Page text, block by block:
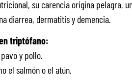
su carencia origina pelagra,
diarrea, dermatitis y demencia.
triptófano:
y pollo.
el salmón o el atún.